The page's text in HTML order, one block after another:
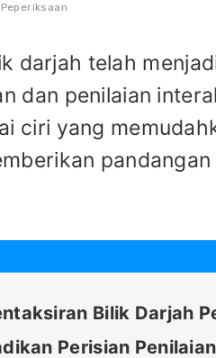
darjah telah
dan penilaian
ciri yang
Bilik Darjah
Perisian